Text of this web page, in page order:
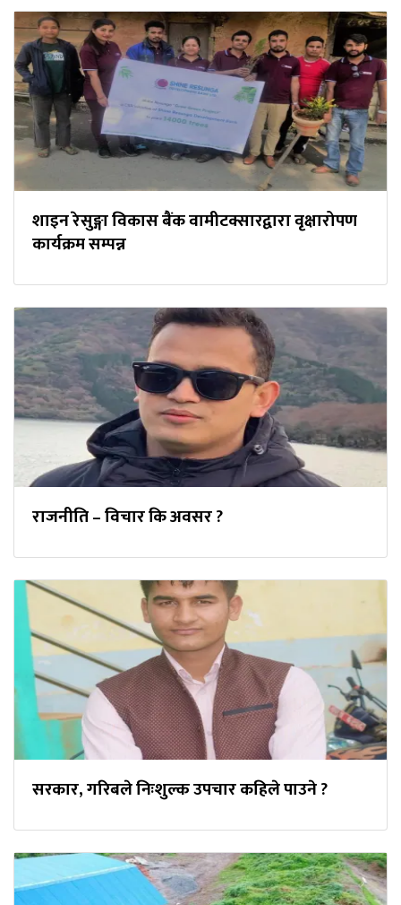
शाइन रेसुङ्गा विकास बैंक वामीटक्सारद्वारा वृक्षारोपण
कार्यक्रम सम्पन्न
राजनीति – विचार कि अवसर ?
सरकार, गरिबले निःशुल्क उपचार कहिले पाउने ?